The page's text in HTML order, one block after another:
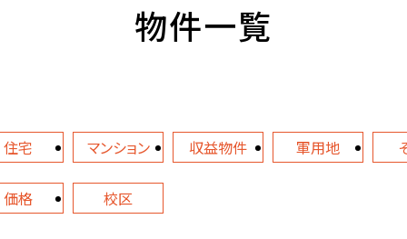
物件一覧
住宅 マンション 収益物件 軍用地
価格 校区